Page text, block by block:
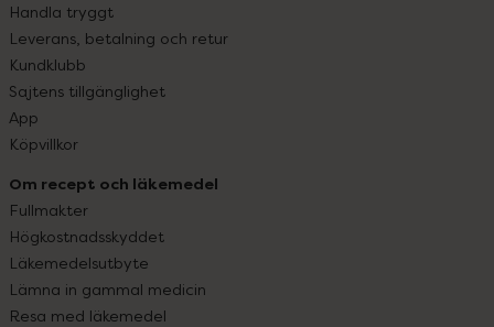
Handla tryggt
Leverans, betalning och retur
Kundklubb
Sajtens tillgänglighet
App
Köpvillkor
Om recept och läkemedel
Fullmakter
Högkostnadsskyddet
Läkemedelsutbyte
Lämna in gammal medicin
Resa med läkemedel